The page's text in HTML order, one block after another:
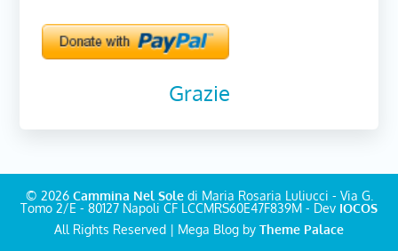
Grazie
© 2026 Cammina Nel Soledi Maria Rosaria Luliucci - Via G.
Tomo 2/E - 80127 Napoli CF LCCMRS60E47F839M - Dev IOCOS
All Rights Reserved | Mega Blog by Theme Palace